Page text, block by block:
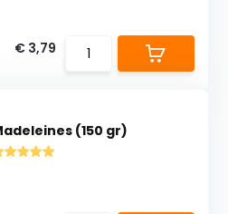
€ 3,79
(150 gr)